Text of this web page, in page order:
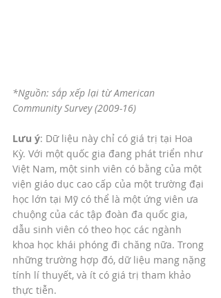
*Nguồn: sắp xếp lại từ American
Community Survey (2009-16)
Lưu ý: Dữ liệu này chỉ có giá trị tại Hoa
Kỳ. Với một quốc gia đang phát triển như
Việt Nam, một sinh viên có bằng của một
viện giáo dục cao cấp của một trường đại
học lớn tại Mỹ có thể là một ứng viên ưa
chuộng của các tập đoàn đa quốc gia,
dẫu sinh viên có theo học các ngành
khoa học khái phóng đi chăng nữa. Trong
những trường hợp đó, dữ liệu mang nặng
tính lí thuyết, và ít có giá trị tham khảo
thực tiễn.